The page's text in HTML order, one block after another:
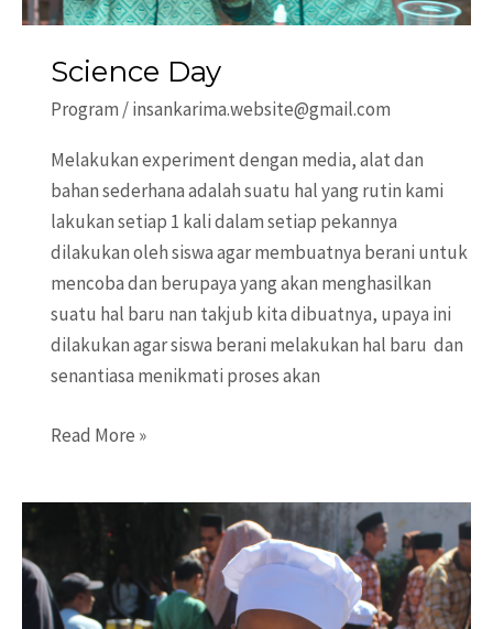
Science Day
Program /insankarima.website@gmail.com
Melakukan experiment dengan media, alat dan
bahan sederhana adalah suatu hal yang rutin kami
lakukan setiap 1 kali dalam setiap pekannya
dilakukan oleh siswa agar membuatnya berani untuk
mencoba dan berupaya yang akan menghasilkan
suatu hal baru nan takjub kita dibuatnya, upaya ini
dilakukan agar siswa berani melakukan hal baru dan
senantiasa menikmati proses akan
Science
Read More »